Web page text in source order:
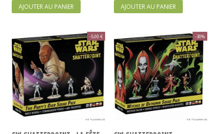
AJOUTER AU PANIER
AJOUTER AU PANIER
-5,00 € -30%